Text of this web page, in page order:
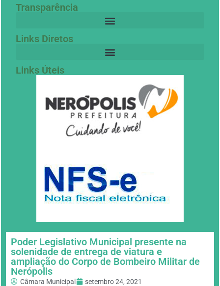
Transparência
Links Diretos
Links Úteis
Poder Legislativo Municipal presente na
solenidade de entrega de viatura e
ampliação do Corpo de Bombeiro Militar de
Nerópolis
Câmara Municipal setembro 24, 2021